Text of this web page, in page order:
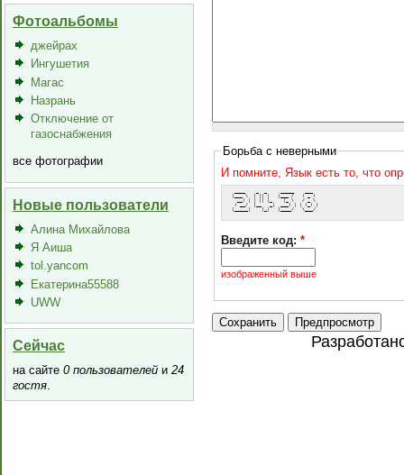
Фотоальбомы
джейрах
Ингушетия
Магас
Назрань
Отключение от
газоснабжения
все фотографии
Новые пользователи
Алина Михайлова
Я Аиша
tol.yancom
Екатерина55588
UWW
Сейчас
на сайте 0 пользователей и 24
гостя.
Борьба с неверными
И помните, Язык есть то, что
|___ \  | || |   |___ /   ( _ )
   __) | | || |_    |_ \   / _ \
  / __/  |__   _|  ___) | | (_) |
|_____|    |_|   |____/   \___/
Введите код: *
изображенный выше